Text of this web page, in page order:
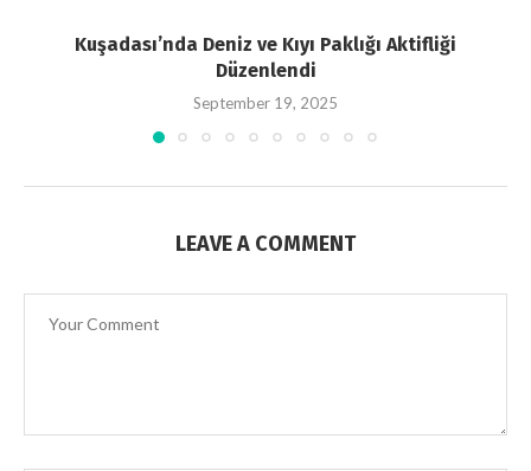
Kuşadası’nda Deniz ve Kıyı Paklığı Aktifliği
Düzenlendi
September 19, 2025
LEAVE A COMMENT